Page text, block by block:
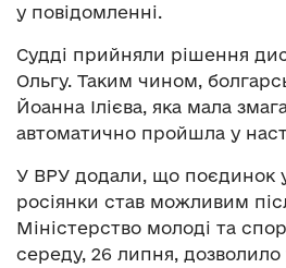
у повідомленні.
Судді прийняли рішення
Ольгу. Таким чином,
Йоанна Ілієва, яка мала
автоматично пройшла у
У ВРУ додали, що поєдинок
росіянки став можливим
Міністерство молоді та
середу, 26 липня, дозволило